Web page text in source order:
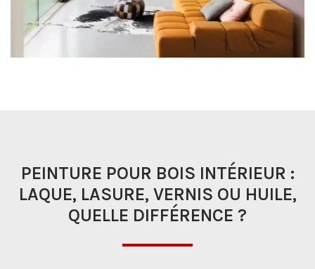
PEINTURE POUR BOIS INTÉRIEUR :
LAQUE, LASURE, VERNIS OU HUILE,
QUELLE DIFFÉRENCE ?